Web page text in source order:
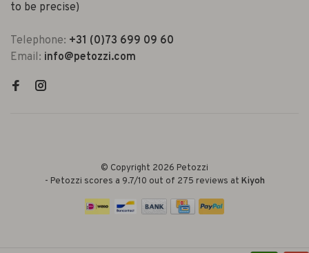
to be precise)
Telephone: +31 (0)73 699 09 60
Email: info@petozzi.com
© Copyright 2026 Petozzi
- Petozzi scores a 9.7/10 out of 275 reviews at Kiyoh